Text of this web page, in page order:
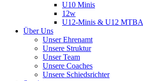
U10 Minis
12w
U12-Minis & U12 MTBA
Über Uns
Unser Ehrenamt
Unsere Struktur
Unser Team
Unsere Coaches
Unsere Schiedsrichter